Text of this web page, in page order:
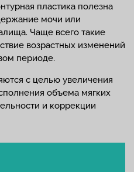
пластика полезна
мочи или
Чаще всего такие
возрастных изменений
периоде.
с целью увеличения
объема мягких
и коррекции